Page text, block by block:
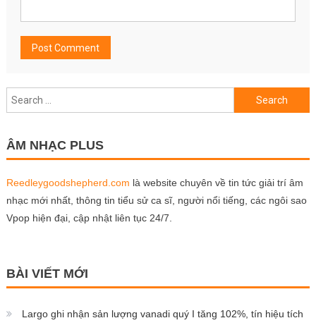
Search
for:
ÂM NHẠC PLUS
Reedleygoodshepherd.com là website chuyên về tin tức giải trí âm
nhạc mới nhất, thông tin tiểu sử ca sĩ, người nổi tiếng, các ngôi sao
Vpop hiện đại, cập nhật liên tục 24/7.
BÀI VIẾT MỚI
Largo ghi nhận sản lượng vanadi quý I tăng 102%, tín hiệu tích